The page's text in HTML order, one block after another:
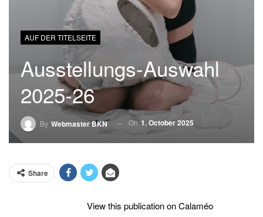
AUF DER TITELSEITE
Ausstellungs-Auswahl
2025-26
By Webmaster BKN On 1. October 2025
Share
View this publication on Calaméo